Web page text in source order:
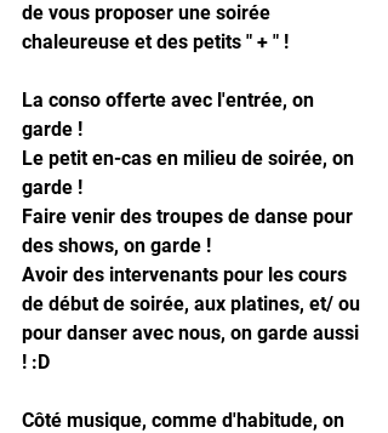
de vous proposer une soirée
chaleureuse et des petits " + " !
La conso offerte avec l'entrée, on
garde !
Le petit en-cas en milieu de soirée, on
garde !
Faire venir des troupes de danse pour
des shows, on garde !
Avoir des intervenants pour les cours
de début de soirée, aux platines, et/ ou
pour danser avec nous, on garde aussi
! :D
Côté musique, comme d'habitude, on